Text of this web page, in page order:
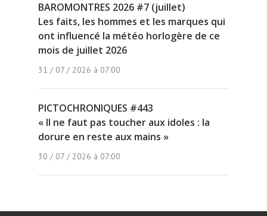
BAROMONTRES 2026 #7 (juillet)
Les faits, les hommes et les marques qui
ont influencé la météo horlogère de ce
mois de juillet 2026
31 / 07 / 2026 à 07:00
PICTOCHRONIQUES #443
« Il ne faut pas toucher aux idoles : la
dorure en reste aux mains »
30 / 07 / 2026 à 07:00